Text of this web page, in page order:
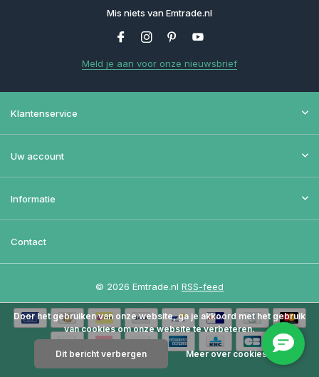
Mis niets van Emtrade.nl
Meld je aan voor onze nieuwsbrief
Klantenservice
Uw account
Informatie
Contact
© 2026 Emtrade.nl RSS-feed
Door het gebruiken van onze website, ga je akkoord met het gebruik
van cookies om onze website te verbeteren.
Dit bericht verbergen Meer over cookies »